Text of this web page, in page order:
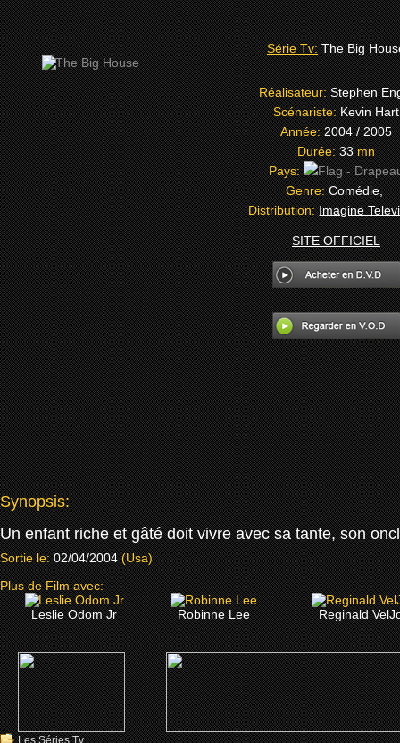
Série Tv: The Big
Réalisateur:Stephen
Scénariste:Kevin Hart
Année:2004 / 2005
Durée:33mn
Pays:
Genre:Comédie,
Distribution:Imagine
SITE OFFICIEL
Synopsis:
Un enfant riche et gâté doit vivre avec sa tante, son
Sortie le: 02/04/2004 (Usa)
Plus de Film avec:
Leslie Odom Jr
Robinne Lee Reginald
Les Séries Tv